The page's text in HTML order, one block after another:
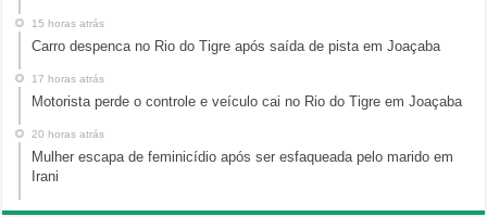
15 horas atrás
Carro despenca no Rio do Tigre após saída de pista em Joaçaba
17 horas atrás
Motorista perde o controle e veículo cai no Rio do Tigre em Joaçaba
20 horas atrás
Mulher escapa de feminicídio após ser esfaqueada pelo marido em
Irani